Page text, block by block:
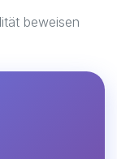
beweisen